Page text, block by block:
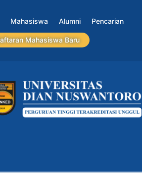
Mahasiswa Alumni Pencarian
Mahasiswa Baru